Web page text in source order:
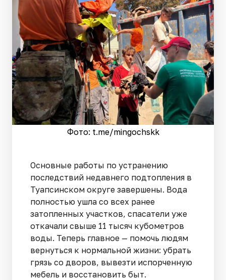
Фото: t.me/mingochskk
Основные работы по устранению
последствий недавнего подтопления в
Туапсинском округе завершены. Вода
полностью ушла со всех ранее
затопленных участков, спасатели уже
откачали свыше 11 тысяч кубометров
воды. Теперь главное — помочь людям
вернуться к нормальной жизни: убрать
грязь со дворов, вывезти испорченную
мебель и восстановить быт.